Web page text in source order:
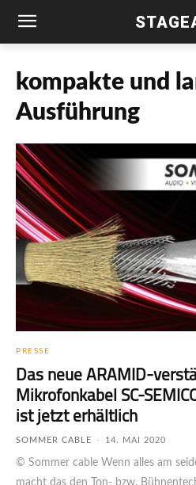
kompakte und
Ausführung
PRESSE
Das neue ARAMID-
Mikrofonkabel SC-
ist jetzt erhältlich
SOMMER CABLE - 14. MAI 2020
© Sommer cable Wenn alles am seidenen Faden hängt ... ... dann
macht das den Ton- bzw.